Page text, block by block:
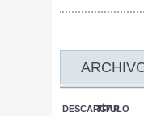
DESCARGAR
TÍTULO